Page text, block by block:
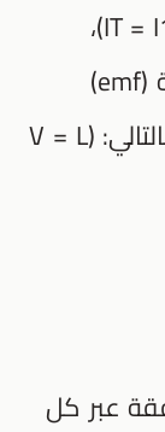
الأول للتيار (KCL) حيث: (IT = I1 + I2 + I3)،
ونعلم أنّ القوة الدافعة الكهربائية (emf)
المستحث ذاتيًا عبر محث يُعطى كـالتالي: (V = L
عبر كل